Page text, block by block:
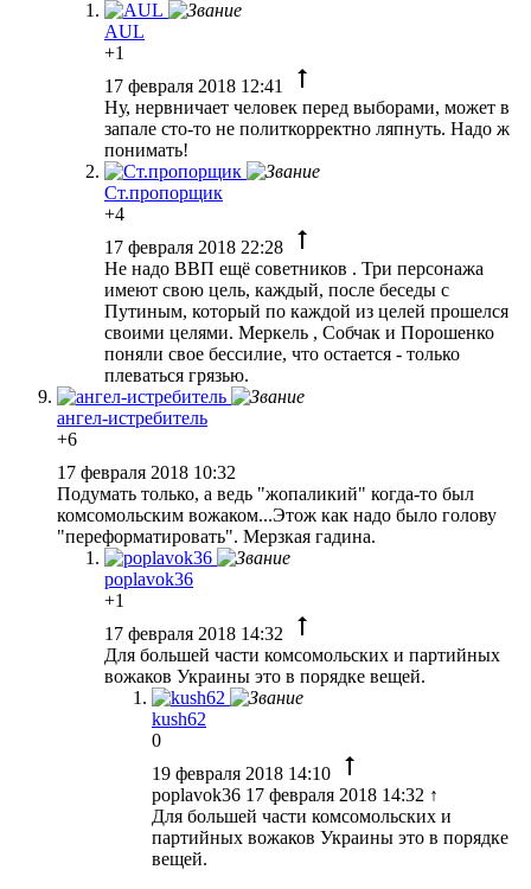
AUL
+1
17 февраля 2018 12:41
Ну, нервничает человек перед выборами, может в
запале сто-то не политкорректно ляпнуть. Надо ж
понимать!
Ст.пропорщик
+4
17 февраля 2018 22:28
Не надо ВВП ещё советников . Три персонажа
имеют свою цель, каждый, после беседы с
Путиным, который по каждой из целей прошелся
своими целями. Меркель , Собчак и Порошенко
поняли свое бессилие, что остается - только
плеваться грязью.
ангел-истребитель
+6
17 февраля 2018 10:32
Подумать только, а ведь "жопаликий" когда-то был
комсомольским вожаком...Этож как надо было голову
"переформатировать". Мерзкая гадина.
poplavok36
+1
17 февраля 2018 14:32
Для большей части комсомольских и партийных
вожаков Украины это в порядке вещей.
kush62
0
19 февраля 2018 14:10
poplavok36 17 февраля 2018 14:32 ↑
Для большей части комсомольских и
партийных вожаков Украины это в порядке
вещей.